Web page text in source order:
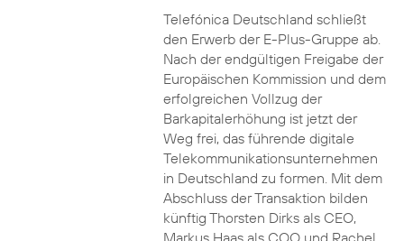
Telefónica Deutschland schließt
den Erwerb der E-Plus-Gruppe ab.
Nach der endgültigen Freigabe der
Europäischen Kommission und dem
erfolgreichen Vollzug der
Barkapitalerhöhung ist jetzt der
Weg frei, das führende digitale
Telekommunikationsunternehmen
in Deutschland zu formen. Mit dem
Abschluss der Transaktion bilden
künftig Thorsten Dirks als CEO,
Markus Haas als COO und Rachel